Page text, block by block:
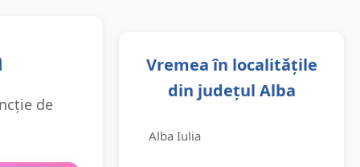
de
Vremea în localitățile
din județul Alba
Alba Iulia